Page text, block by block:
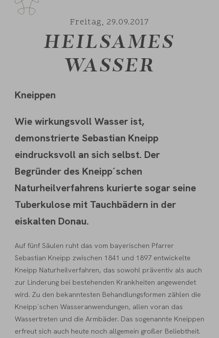
Freitag, 29.09.2017
HEILSAMES
WASSER
Kneippen
Wie wirkungsvoll Wasser ist,
demonstrierte Sebastian Kneipp
eindrucksvoll an sich selbst. Der
Begründer des Kneipp´schen
Naturheilverfahrens kurierte sogar seine
Tuberkulose mit Tauchbädern in der
eiskalten Donau.
Auf fünf Säulen ruht das vom bayerischen Pfarrer
Sebastian Kneipp zwischen 1841 und 1897 entwickelte
Kneipp Naturheilverfahren, das sowohl präventiv als auch
zur Linderung bei bestehenden Krankheiten angewendet
wird. Zu den bekanntesten Behandlungsformen zählen die
Kneipp´schen Wasseranwendungen, allen voran das
Wassertreten und die Armbäder. Das sogenannte Kneippen
erfreut sich auch heute noch allgemein großer Beliebtheit.